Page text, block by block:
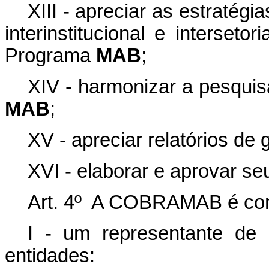
XIII - apreciar as
interinstitucional e
Programa MAB;
XIV - harmonizar a
MAB;
XV - apreciar relatórios de
XVI - elaborar e aprovar
Art. 4º A COBRAMAB é
I - um representante de
entidades: